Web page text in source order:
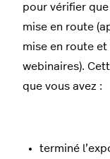
pour vérifier
mise en route
mise en route
webinaires).
que vous avez :
terminé